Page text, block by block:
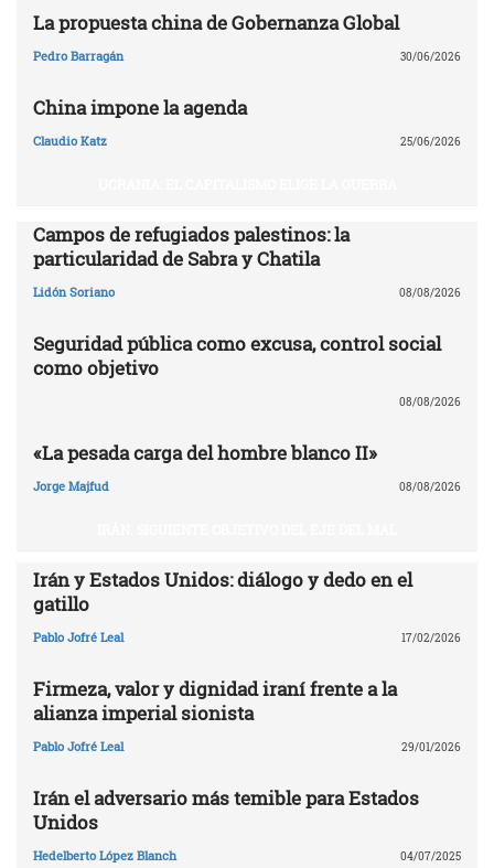
La propuesta china de Gobernanza Global
Pedro Barragán 30/06/2026
China impone la agenda
Claudio Katz 25/06/2026
Campos de refugiados palestinos: la
particularidad de Sabra y Chatila
Lidón Soriano 08/08/2026
Seguridad pública como excusa, control social
como objetivo
08/08/2026
«La pesada carga del hombre blanco II»
Jorge Majfud 08/08/2026
Irán y Estados Unidos: diálogo y dedo en el
gatillo
Pablo Jofré Leal 17/02/2026
Firmeza, valor y dignidad iraní frente a la
alianza imperial sionista
Pablo Jofré Leal 29/01/2026
Irán el adversario más temible para Estados
Unidos
Hedelberto López Blanch 04/07/2025